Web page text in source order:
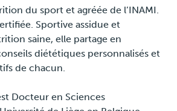
du sport et agréée de l’INAMI.
Sportive assidue et
saine, elle partage en
diététiques personnalisés et
de chacun.
Docteur en Sciences